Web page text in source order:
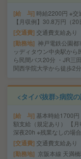
給 与 時給2200円 ※交
【月収例】30.8万円（
交通費 交通費支給あり
勤務地 神戸電鉄公園都
ッディタウン中央駅か
ら民間バス20分 ・JR三
関西学院大学から徒歩2分
<タイパ抜群>病院
給 与 基本時給1700
額支給（規定あり） 【
深夜20h ※残業なしの場合
交通費 交通費支給あり
勤務地 京阪本線 天満